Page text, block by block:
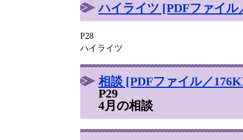
ハイライツ [PDFファイル
P28
ハイライツ
相談 [PDFファイル／
P29
4月の相談